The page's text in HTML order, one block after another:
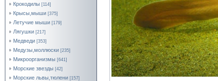
Крокодилы [114]
Крысы,мыши [375]
Летучие мыши [179]
Лягушки [217]
Медведи [353]
Медузы,моллюски [235]
Микроорганизмы [641]
Морские звезды [42]
Морские львы,тюлени [157]